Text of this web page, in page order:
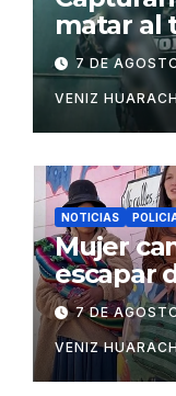
matar al
San
7 DE
VENIZ
NOTICIAS
Mujer
escapar
Potosí
7 DE
VENIZ